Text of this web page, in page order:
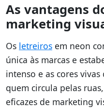
As vantagens
marketing
Os letreiros em neon
única às marcas e
intenso e as cores
quem circula pelas
eficazes de marketing